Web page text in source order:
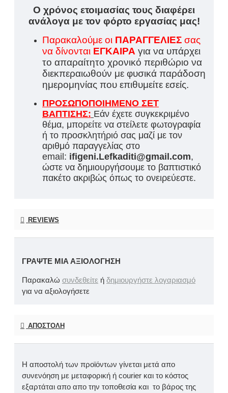
Ο χρόνος ετοιμασίας τους διαφέρει
ανάλογα με τον φόρτο εργασίας μας!
Παρακαλούμε οι ΠΑΡΑΓΓΕΛΙΕΣ σας
να δίνονται ΕΓΚΑΙΡΑ για να υπάρχει
το απαραίτητο χρονικό περιθώριο να
διεκπεραιωθούν με φυσικά παράδοση
ημερομηνίας που επιθυμείτε εσείς.
ΠΡΟΣΩΠΟΠΟΙΗΜΕΝΟ ΣΕΤ
ΒΑΠΤΙΣΗΣ: Εάν έχετε συγκεκριμένο
θέμα, μπορείτε να στείλετε φωτογραφία
ή το προσκλητήριό σας μαζί με τον
αριθμό παραγγελίας στο
email: ifigeni.Lefkaditi@gmail.com,
ώστε να δημιουργήσουμε το βαπτιστικό
πακέτο ακριβώς όπως το ονειρεύεστε.
REVIEWS
ΓΡΆΨΤΕ ΜΙΑ ΑΞΙΟΛΌΓΗΣΗ
Παρακαλώ συνδεθείτε ή δημιουργήστε λογαριασμό
για να αξιολογήσετε
ΑΠΟΣΤΟΛΉ
Η αποστολή των προϊόντων γίνεται μετά απο
συνενόηση με μεταφορική ή courier και το κόστος
εξαρτάται απο απο την τοποθεσία και το βάρος της